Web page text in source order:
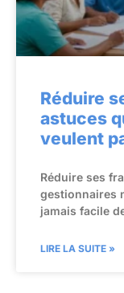
Réduire
astuces
veulent
Réduire ses
gestionnaires
jamais facile
LIRE LA SUITE »